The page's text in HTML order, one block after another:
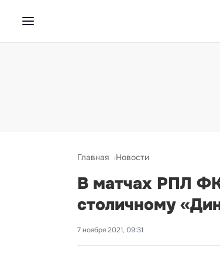
Главная Новости
В матчах РПЛ
столичному
7 ноября 2021, 09:31